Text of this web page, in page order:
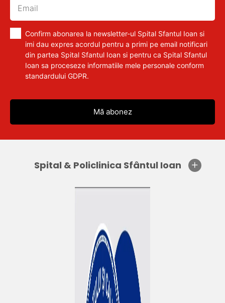
Confirm abonarea la newsletter-ul Spital Sfantul Ioan si
imi dau expres acordul pentru a primi pe email notificari
din partea Spital Sfantul Ioan si pentru ca Spital Sfantul
Ioan sa proceseze informatiile mele personale conform
standardului GDPR.
Spital & Policlinica Sfântul Ioan